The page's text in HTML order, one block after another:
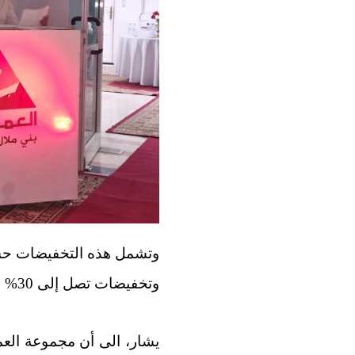
وتشمل هذه التخفيضات
وتخفيضات تصل إلى 30% ، وعروض خاصة بالشباب، بالاضافة الى مصاريف التوثيق والتسجيل والتحفيظ (مهداة).
يشار، الى أن مجموعة